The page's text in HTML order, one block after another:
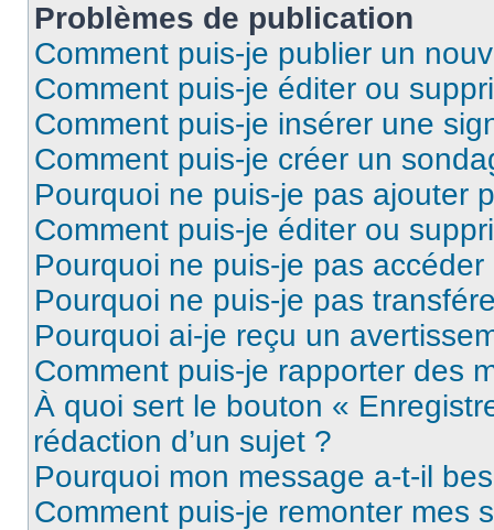
Problèmes de publication
Comment puis-je publier un
Comment puis-je éditer ou
Comment puis-je insérer une
Comment puis-je créer un
Pourquoi ne puis-je pas ajouter
Comment puis-je éditer ou
Pourquoi ne puis-je pas
Pourquoi ne puis-je pas
Pourquoi ai-je reçu un
Comment puis-je rapporter des
À quoi sert le bouton «
rédaction d’un sujet ?
Pourquoi mon message a-t-il
Comment puis-je remonter mes